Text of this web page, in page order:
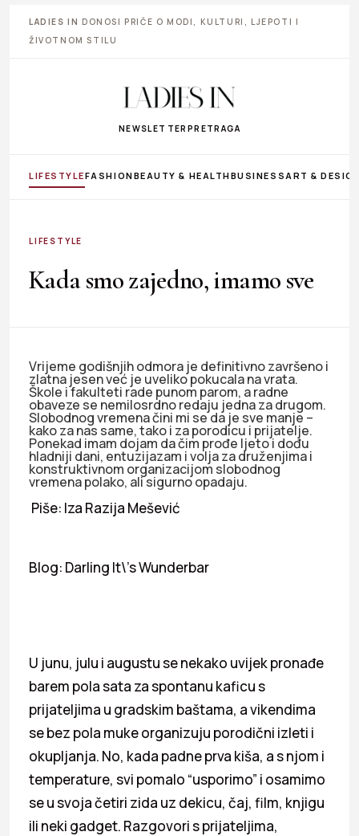
LADIES IN DONOSI PRIČE O MODI, KULTURI, LJEPOTI I
ŽIVOTNOM STILU
NEWSLETTER PRETRAGA
LIFESTYLEFASHIONBEAUTY & HEALTHBUSINESS ART &
LIFESTYLE
Kada smo zajedno, imamo sve
Vrijeme godišnjih odmora je definitivno završeno i
zlatna jesen već je uveliko pokucala na vrata.
Škole i fakulteti rade punom parom, a radne
obaveze se nemilosrdno redaju jedna za drugom.
Slobodnog vremena čini mi se da je sve manje –
kako za nas same, tako i za porodicu i prijatelje.
Ponekad imam dojam da čim prođe ljeto i dođu
hladniji dani, entuzijazam i volja za druženjima i
konstruktivnom organizacijom slobodnog
vremena polako, ali sigurno opadaju.
Piše: Iza Razija Mešević
Blog: Darling It\’s Wunderbar
U junu, julu i augustu se nekako uvijek pronađe
barem pola sata za spontanu kaficu s
prijateljima u gradskim baštama, a vikendima
se bez pola muke organizuju porodični izleti i
okupljanja. No, kada padne prva kiša, a s njom i
temperature, svi pomalo “usporimo” i osamimo
se u svoja četiri zida uz dekicu, čaj, film, knjigu
ili neki gadget. Razgovori s prijateljima,